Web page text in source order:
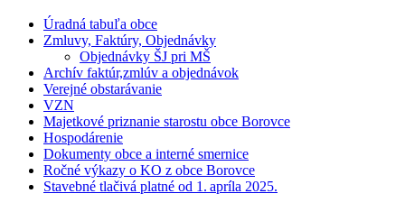
Úradná tabuľa obce
Zmluvy, Faktúry, Objednávky
Objednávky ŠJ pri MŠ
Archív faktúr,zmlúv a objednávok
Verejné obstarávanie
VZN
Majetkové priznanie starostu obce Borovce
Hospodárenie
Dokumenty obce a interné smernice
Ročné výkazy o KO z obce Borovce
Stavebné tlačivá platné od 1. apríla 2025.